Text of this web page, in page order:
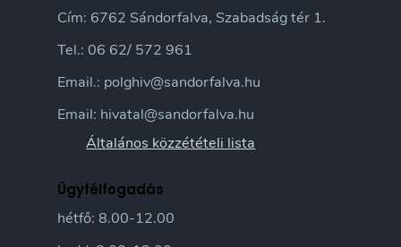
Cím: 6762 Sándorfalva, Szabadság tér 1.
Tel.: 06 62/ 572 961
Email.: polghiv@sandorfalva.hu
Email: hivatal@sandorfalva.hu
Általános közzétételi lista
Ügyfélfogadás
hétfő: 8.00-12.00